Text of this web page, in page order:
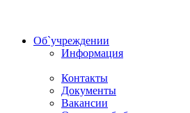
Об`учреждении
Информация
Контакты
Документы
Вакансии